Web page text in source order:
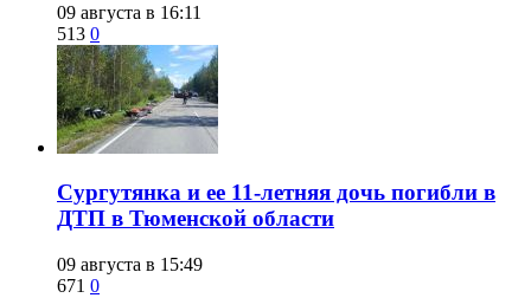
09 августа в 16:11
513 0
Сургутянка и ее 11-летняя дочь погибли в
ДТП в Тюменской области
09 августа в 15:49
671 0